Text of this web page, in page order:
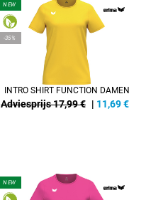
NEW
-35%
INTRO SHIRT FUNCTION DAMEN
Adviesprijs 17,99 € | 11,69€
NEW